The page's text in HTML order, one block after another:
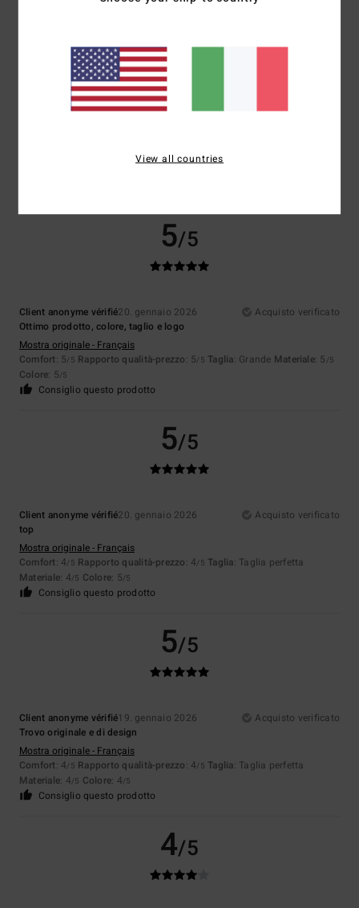
Client anonyme vérifié22. gennaio 2026
Acquisto verificato
Rapporto qualità-prezzo: 5/5 Taglia
5/5
Client anonyme vérifié20. gennaio 2026
Acquisto verificato
Ottimo prodotto, colore, taglio e logo
Mostra originale - Français
Comfort: 5/5 Rapporto qualità-prezzo: 5/5 Taglia: Grande Materiale: 5 /5
Colore: 5/5
Consiglio questo prodotto
5/5
Client anonyme vérifié20. gennaio 2026
Acquisto verificato
top
Mostra originale - Français
Comfort: 4/5 Rapporto qualità-prezzo: 4/5 Taglia: Taglia perfetta
Materiale: 4/5 Colore: 5/5
Consiglio questo prodotto
5/5
Client anonyme vérifié19. gennaio 2026
Acquisto verificato
Trovo originale e di design
Mostra originale - Français
Comfort: 4/5 Rapporto qualità-prezzo: 4/5 Taglia: Taglia perfetta
Materiale: 4/5 Colore: 4/5
Consiglio questo prodotto
4/5
View all countries